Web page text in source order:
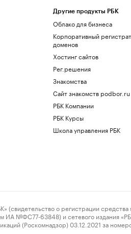
Другие продукты РБК
Облако для бизнеса
Корпоративный
доменов
Хостинг сайтов
Рег.решения
Знакомства
Сайт знакомств podbor.ru
РБК Компании
РБК Курсы
Школа управления РБК
о регистрации средства
№ФС77-63848) и сетевого издания
(Роскомнадзор) 03.12.2021 за